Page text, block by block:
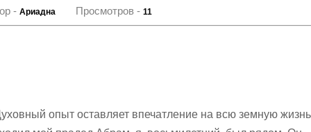
-Ариадна Просмотров -11
опыт оставляет впечатление на всю земную